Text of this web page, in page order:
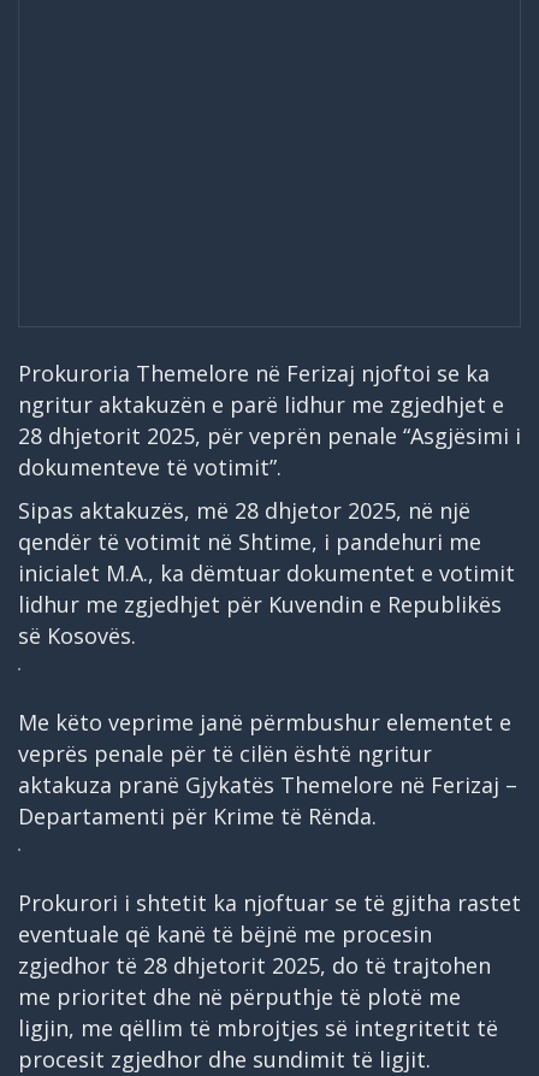
Prokuroria Themelore në Ferizaj njoftoi se ka
ngritur aktakuzën e parë lidhur me zgjedhjet e
28 dhjetorit 2025, për veprën penale “Asgjësimi i
dokumenteve të votimit”.
Sipas aktakuzës, më 28 dhjetor 2025, në një
qendër të votimit në Shtime, i pandehuri me
inicialet M.A., ka dëmtuar dokumentet e votimit
lidhur me zgjedhjet për Kuvendin e Republikës
së Kosovës.
Me këto veprime janë përmbushur elementet e
veprës penale për të cilën është ngritur
aktakuza pranë Gjykatës Themelore në Ferizaj –
Departamenti për Krime të Rënda.
Prokurori i shtetit ka njoftuar se të gjitha rastet
eventuale që kanë të bëjnë me procesin
zgjedhor të 28 dhjetorit 2025, do të trajtohen
me prioritet dhe në përputhje të plotë me
ligjin, me qëllim të mbrojtjes së integritetit të
procesit zgjedhor dhe sundimit të ligjit.